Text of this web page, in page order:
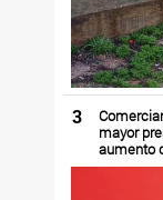
3
mayor
aumento